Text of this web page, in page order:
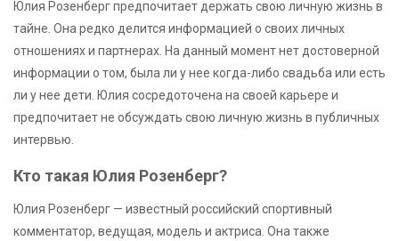
Юлия Розенберг предпочитает держать свою личную жизнь в
тайне. Она редко делится информацией о своих личных
отношениях и партнерах. На данный момент нет достоверной
информации о том, была ли у нее когда-либо свадьба или есть
ли у нее дети. Юлия сосредоточена на своей карьере и
предпочитает не обсуждать свою личную жизнь в публичных
интервью.
Кто такая Юлия Розенберг?
Юлия Розенберг — известный российский спортивный
комментатор, ведущая, модель и актриса. Она также